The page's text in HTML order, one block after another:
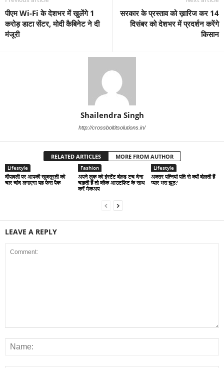
पीएम Wi-Fi के देशभर में खुलेंगे 1
करोड़ डाटा सेंटर, मोदी कैबिनेट ने दी
मंजूरी
सरकार के प्रस्ताव को ख़ारिज कर 14
दिसंबर को देशभर में प्रदर्शन करेंगे
किसान
Shailendra Singh
http://crossboltitsolutions.in/
RELATED ARTICLES MORE FROM AUTHOR
Lifestyle
दीपावली पर आपकी खूबसूरती को
चार चांद लगाएगा यह फेस पैक
Fashion
अपने लुक को इंस्टेंट बोल्ड टच देना
चाहती हैं तो ब्लैक आउटफिट के साथ
करें मेकअप
Lifestyle
अक्सर पत्नियां पति से क्यों बोलती हैं
प्यार भरा झूठ?
LEAVE A REPLY